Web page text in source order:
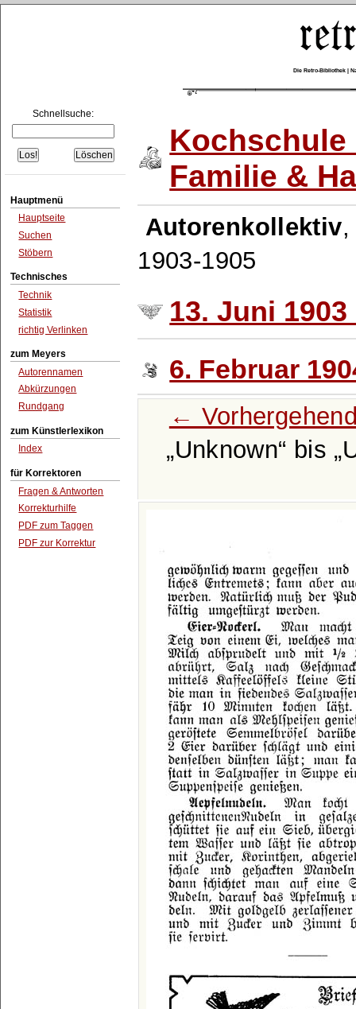
Die Retro-Bibliothek |
Schnellsuche:
Hauptmenü
Hauptseite
Suchen
Stöbern
Technisches
Technik
Statistik
richtig Verlinken
zum Meyers
Autorennamen
Abkürzungen
Rundgang
zum Künstlerlexikon
Index
für Korrektoren
Fragen & Antworten
Korrekturhilfe
PDF zum Taggen
PDF zur Korrektur
Kochschule
Familie &
Autorenkollektiv
1903-1905
13. Juni
6. Februar
←
Unknown
bis